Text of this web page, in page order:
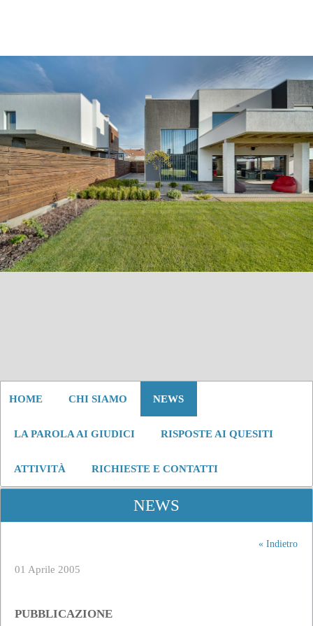
HOME CHI SIAMO NEWS
LA PAROLA AI GIUDICI RISPOSTE AI QUESITI
ATTIVITÀ RICHIESTE E CONTATTI
NEWS
« Indietro
01 Aprile 2005
PUBBLICAZIONE